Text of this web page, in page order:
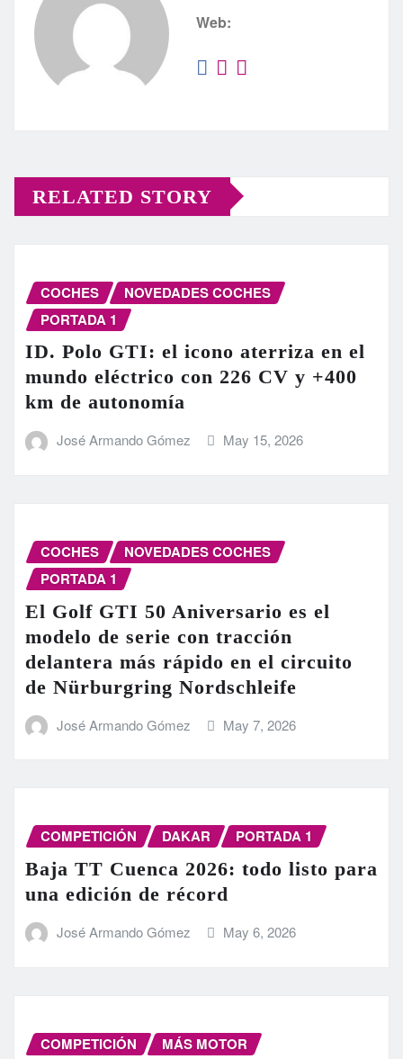
Web:
RELATED STORY
COCHES
NOVEDADES COCHES
PORTADA 1
ID. Polo GTI: el icono aterriza en el
mundo eléctrico con 226 CV y +400
km de autonomía
José Armando Gómez May 15, 2026
COCHES
NOVEDADES COCHES
PORTADA 1
El Golf GTI 50 Aniversario es el
modelo de serie con tracción
delantera más rápido en el circuito
de Nürburgring Nordschleife
José Armando Gómez May 7, 2026
COMPETICIÓN DAKAR PORTADA 1
Baja TT Cuenca 2026: todo listo para
una edición de récord
José Armando Gómez May 6, 2026
COMPETICIÓN
MÁS MOTOR